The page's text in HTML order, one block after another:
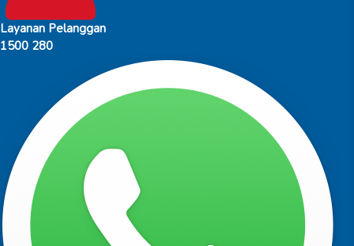
Layanan Pelanggan
1500 280